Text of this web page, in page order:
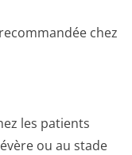
chez
les patients
ou au stade